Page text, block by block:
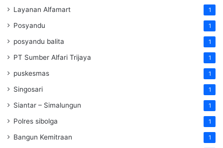
Layanan Alfamart 1
Posyandu 1
posyandu balita 1
PT Sumber Alfari Trijaya 1
puskesmas 1
Singosari 1
Siantar – Simalungun 1
Polres sibolga 1
Bangun Kemitraan 1